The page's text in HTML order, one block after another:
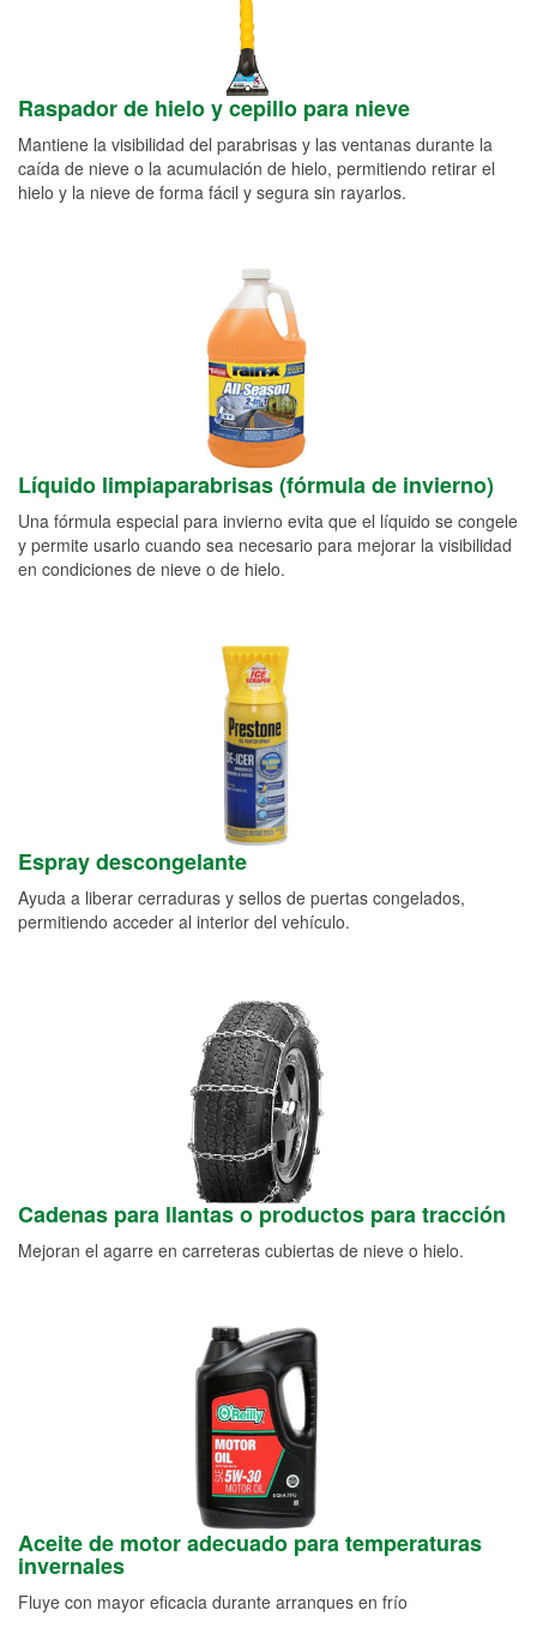
Raspador de hielo y cepillo para nieve
Mantiene la visibilidad del parabrisas y las ventanas durante la
caída de nieve o la acumulación de hielo, permitiendo retirar el
hielo y la nieve de forma fácil y segura sin rayarlos.
Líquido limpiaparabrisas (fórmula de invierno)
Una fórmula especial para invierno evita que el líquido se congele
y permite usarlo cuando sea necesario para mejorar la visibilidad
en condiciones de nieve o de hielo.
Espray descongelante
Ayuda a liberar cerraduras y sellos de puertas congelados,
permitiendo acceder al interior del vehículo.
Cadenas para llantas o productos para tracción
Mejoran el agarre en carreteras cubiertas de nieve o hielo.
Aceite de motor adecuado para temperaturas
invernales
Fluye con mayor eficacia durante arranques en frío